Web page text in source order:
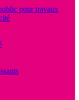
pour travaux